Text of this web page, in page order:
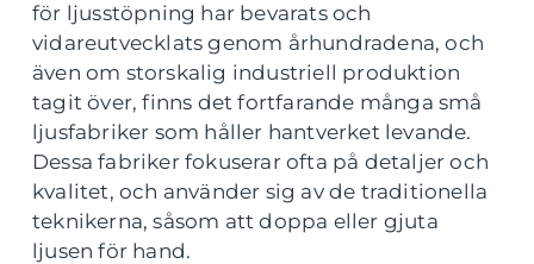
för ljusstöpning har bevarats och
vidareutvecklats genom århundradena, och
även om storskalig industriell produktion
tagit över, finns det fortfarande många små
ljusfabriker som håller hantverket levande.
Dessa fabriker fokuserar ofta på detaljer och
kvalitet, och använder sig av de traditionella
teknikerna, såsom att doppa eller gjuta
ljusen för hand.